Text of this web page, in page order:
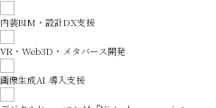
内装BIM・設計DX支援
VR・Web3D・メタバース開発
画像生成AI 導入支援